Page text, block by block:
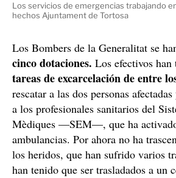
Los servicios de emergencias trabajando
hechos Ajuntament de Tortosa
Los Bombers de la Generalitat se
cinco dotaciones. Los efectivos
tareas de excarcelación de entre
rescatar a las dos personas
a los profesionales sanitarios del
Mèdiques —SEM—, que ha
ambulancias. Por ahora no ha
los heridos, que han sufrido varios
han tenido que ser trasladados a un